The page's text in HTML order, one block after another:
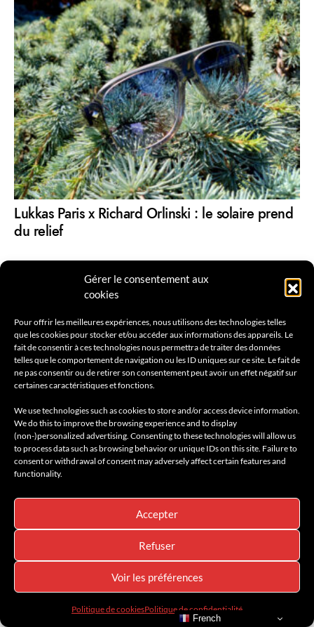
Gérer le consentement aux
cookies
Pour offrir les meilleures expériences, nous utilisons des technologies telles
que les cookies pour stocker et/ou accéder aux informations des appareils. Le
fait de consentir à ces technologies nous permettra de traiter des données
telles que le comportement de navigation ou les ID uniques sur ce site. Le fait de
ne pas consentir ou de retirer son consentement peut avoir un effet négatif sur
certaines caractéristiques et fonctions.
We use technologies such as cookies to store and/or access device information.
We do this to improve the browsing experience and to display
(non-)personalized advertising. Consenting to these technologies will allow us
to process data such as browsing behavior or unique IDs on this site. Failure to
consent or withdrawal of consent may adversely affect certain features and
functionality.
Accepter
Refuser
Voir les préférences
Politique de cookiesPolitique de confidentialité
Lukkas Paris x Richard Orlinski : le solaire prend
du relief
French